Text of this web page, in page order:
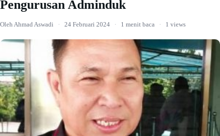
Pengurusan Adminduk
Oleh Ahmad Aswadi · 24 Februari 2024 · 1 menit baca · 1 views